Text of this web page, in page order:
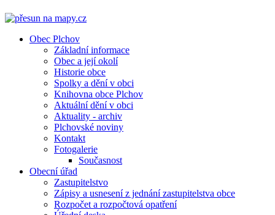
Obec Plchov
Základní informace
Obec a její okolí
Historie obce
Spolky a dění v obci
Knihovna obce Plchov
Aktuální dění v obci
Aktuality - archiv
Plchovské noviny
Kontakt
Fotogalerie
Současnost
Obecní úřad
Zastupitelstvo
Zápisy a usnesení z jednání zastupitelstva obce
Rozpočet a rozpočtová opatření